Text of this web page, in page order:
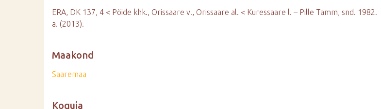
ERA, DK 137, 4 < Pöide khk., Orissaare v., Orissaare al. < Kuressaare l. – Pille Tamm, snd. 1982.
a. (2013).
Maakond
Saaremaa
Koguja